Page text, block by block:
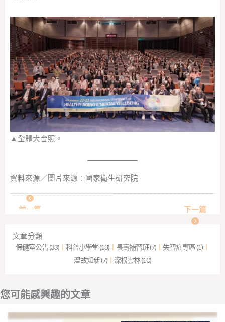
▲全體大合照。
資料來源／圖片來源： 國家衛生研究院
前一篇 下一篇
文章分類
保健室公告 (33) ︱ 科普小學堂 (13) ︱ 長壽補習班 (7) ︱ 失智症專區 (1) ︱
溫故知新 (7) ︱ 深根雲林 (10)
您可能感興趣的文章